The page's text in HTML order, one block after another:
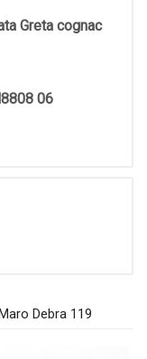
Greta cognac
06
Debra 119